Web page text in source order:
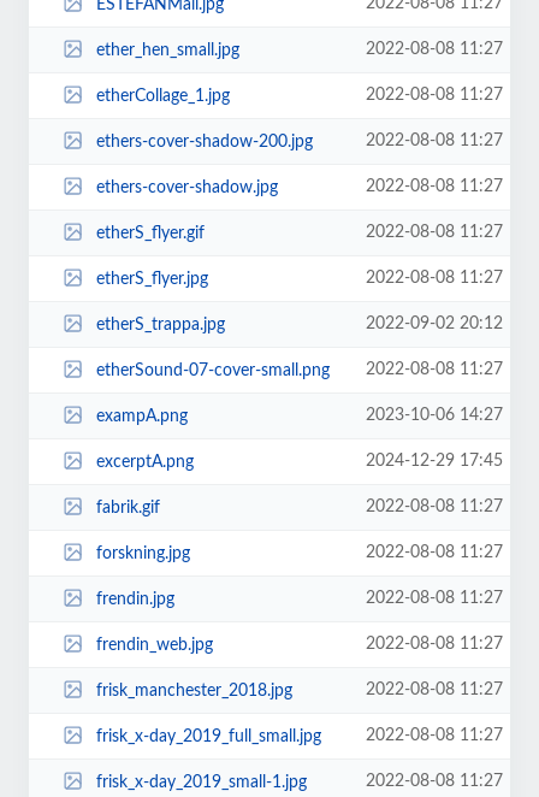
ESTEFANMail.jpg 2022-08-08 11:27
ether_hen_small.jpg 2022-08-08 11:27
etherCollage_1.jpg 2022-08-08 11:27
ethers-cover-shadow-200.jpg 2022-08-08 11:27
ethers-cover-shadow.jpg 2022-08-08 11:27
etherS_flyer.gif 2022-08-08 11:27
etherS_flyer.jpg 2022-08-08 11:27
etherS_trappa.jpg 2022-09-02 20:12
etherSound-07-cover-small.png 2022-08-08 11:27
exampA.png 2023-10-06 14:27
excerptA.png 2024-12-29 17:45
fabrik.gif 2022-08-08 11:27
forskning.jpg 2022-08-08 11:27
frendin.jpg 2022-08-08 11:27
frendin_web.jpg 2022-08-08 11:27
frisk_manchester_2018.jpg 2022-08-08 11:27
frisk_x-day_2019_full_small.jpg 2022-08-08 11:27
frisk_x-day_2019_small-1.jpg 2022-08-08 11:27